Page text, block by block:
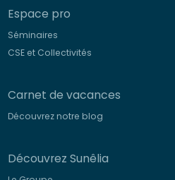
Espace pro
Séminaires
CSE et Collectivités
Carnet de vacances
Découvrez notre blog
Découvrez Sunêlia